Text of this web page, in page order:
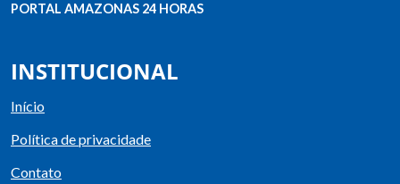
PORTAL AMAZONAS 24 HORAS
INSTITUCIONAL
Início
Política de privacidade
Contato